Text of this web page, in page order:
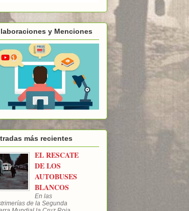
y Menciones
más recientes
EL RESCATE
DE LOS
AUTOBUSES
BLANCOS
En las
de la Segunda